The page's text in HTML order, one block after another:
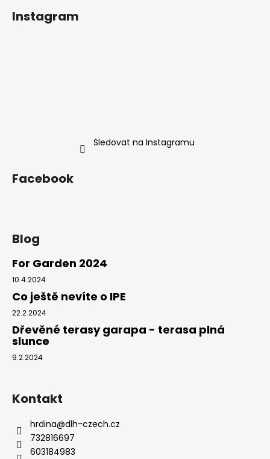
Instagram
Sledovat na Instagramu
Facebook
Blog
For Garden 2024
10.4.2024
Co ještě nevíte o IPE
22.2.2024
Dřevěné terasy garapa - terasa plná
slunce
9.2.2024
Kontakt
hrdina@dlh-czech.cz
732816697
603184983